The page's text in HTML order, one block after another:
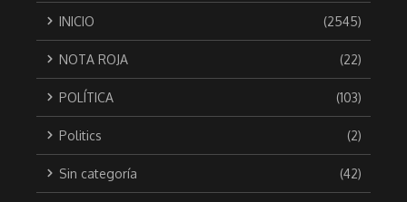
INICIO (2545)
NOTA ROJA (22)
POLÍTICA (103)
Politics (2)
Sin categoría (42)